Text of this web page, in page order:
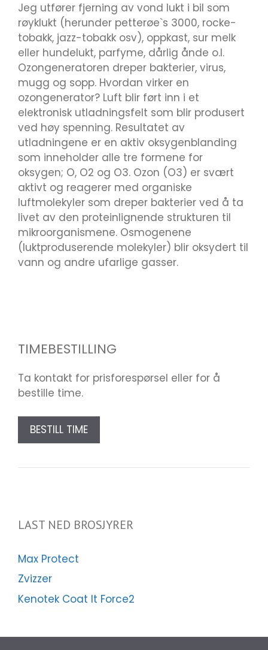
Jeg utfører fjerning av vond lukt i bil som
røyklukt (herunder petterøe`s 3000, rocke-
tobakk, jazz-tobakk osv), oppkast, sur melk
eller hundelukt, parfyme, dårlig ånde o.l.
Ozongeneratoren dreper bakterier, virus,
mugg og sopp. Hvordan virker en
ozongenerator? Luft blir ført inn i et
elektronisk utladningsfelt som blir produsert
ved høy spenning. Resultatet av
utladningene er en aktiv oksygenblanding
som inneholder alle tre formene for
oksygen; O, O2 og O3. Ozon (O3) er svært
aktivt og reagerer med organiske
luftmolekyler som dreper bakterier ved å ta
livet av den proteinlignende strukturen til
mikroorganismene. Osmogenene
(luktproduserende molekyler) blir oksydert til
vann og andre ufarlige gasser.
TIMEBESTILLING
Ta kontakt for prisforespørsel eller for å
bestille time.
BESTILL TIME
LAST NED BROSJYRER
Max Protect
Zvizzer
Kenotek Coat It Force2